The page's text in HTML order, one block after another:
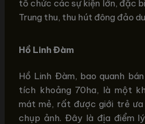
tổ chức các sự kiện lớn, đặc
Trung thu, thu hút đông đảo
Hồ Linh Đàm
Hồ Linh Đàm, bao quanh
tích khoảng 70ha, là một
mát mẻ, rất được giới trẻ
chụp ảnh. Đây là địa điểm